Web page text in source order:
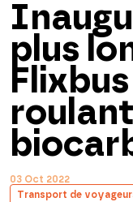
plus
roulant
03 Oct 2022
Transport de